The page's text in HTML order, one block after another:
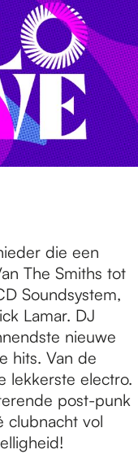
die een
The Smiths tot
Soundsystem,
Lamar. DJ
nieuwe
hits. Van de
lekkerste electro.
post-punk
clubnacht vol